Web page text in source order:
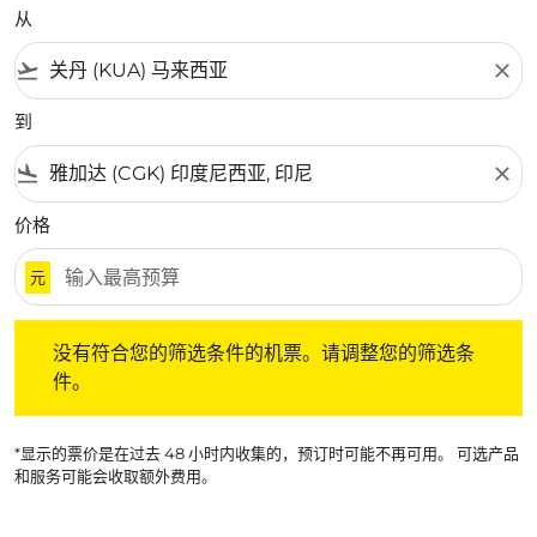
从
flight_takeoff close
到
flight_land close
价格
元
没有符合您的筛选条件的机票。请调整您的筛选条
件。
*显示的票价是在过去 48 小时内收集的，预订时可能不再可用。 可选产品
和服务可能会收取额外费用。